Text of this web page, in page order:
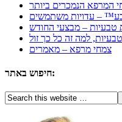
– עדויות משתמשים
צמחי מרפא – מאמרים
חיפוש באתר: